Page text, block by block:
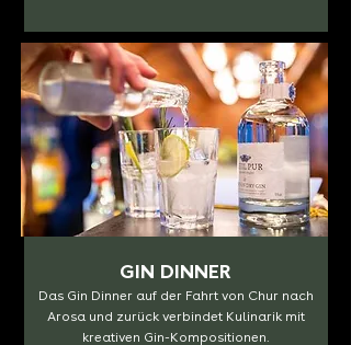
GIN DINNER
Das Gin Dinner auf der Fahrt von Chur nach
Arosa und zurück verbindet Kulinarik mit
kreativen Gin-Kompositionen.